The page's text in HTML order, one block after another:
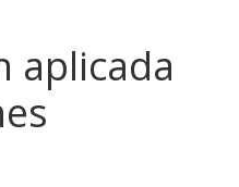
aplicada